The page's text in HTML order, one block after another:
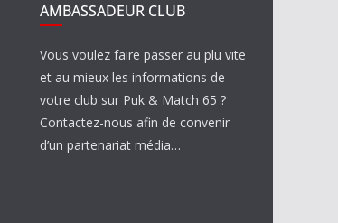
AMBASSADEUR CLUB
Vous voulez faire passer au plu vite
et au mieux les informations de
votre club sur Puk & Match 65 ?
Contactez-nous afin de convenir
d’un partenariat média…